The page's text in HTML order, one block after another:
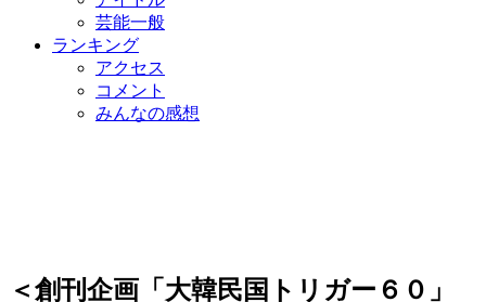
芸能一般
ランキング
アクセス
コメント
みんなの感想
＜創刊企画「大韓民国トリガー６０」